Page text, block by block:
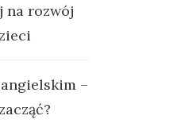
na rozwój
–